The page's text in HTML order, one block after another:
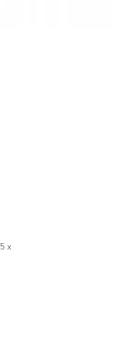
5 x